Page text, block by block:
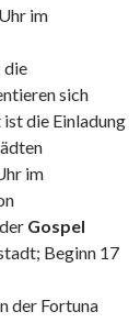
im
die
sich
die Einladung
im
der Gospel
Beginn 17
der Fortuna